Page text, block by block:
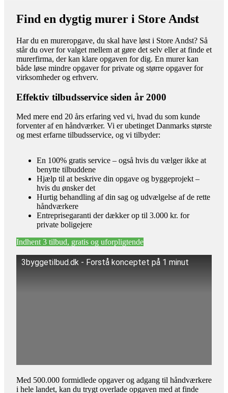
Find en dygtig murer i Store Andst
Har du en mureropgave, du skal have løst i Store Andst? Så
står du over for valget mellem at gøre det selv eller at finde et
murerfirma, der kan klare opgaven for dig. En murer kan
både løse mindre opgaver for private og større opgaver for
virksomheder og erhverv.
Effektiv tilbudsservice siden år 2000
Med mere end 20 års erfaring ved vi, hvad du som kunde
forventer af en håndværker. Vi er ubetinget Danmarks største
og mest erfarne tilbudsservice, og vi tilbyder:
En 100% gratis service – også hvis du vælger ikke at
benytte tilbuddene
Hjælp til at beskrive din opgave og byggeprojekt –
hvis du ønsker det
Hurtig behandling af din sag og udvælgelse af de rette
håndværkere
Entreprisegaranti der dækker op til 3.000 kr. for
private boligejere
Indhent 3 tilbud, gratis og uforpligtende
3byggetilbud.dk - Forstå konceptet på 1 minut
Med 500.000 formidlede opgaver og adgang til håndværkere
i hele landet, kan du trygt overlade opgaven med at finde